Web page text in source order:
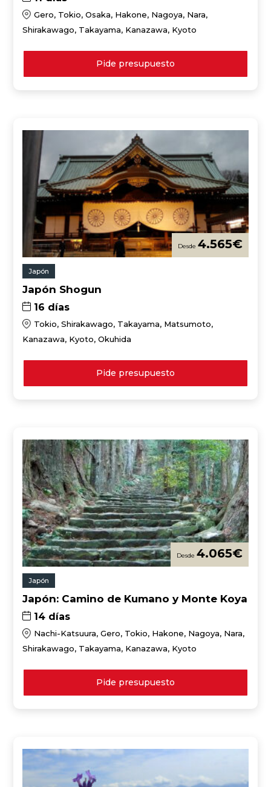
Gero, Tokio, Osaka, Hakone, Nagoya, Nara,
Shirakawago, Takayama, Kanazawa, Kyoto
Pide presupuesto
4.565€
Japón
Japón Shogun
16 días
Tokio, Shirakawago, Takayama, Matsumoto,
Kanazawa, Kyoto, Okuhida
Pide presupuesto
4.065€
Japón
Japón: Camino de Kumano y Monte Koya
14 días
Nachi-Katsuura, Gero, Tokio, Hakone, Nagoya, Nara,
Shirakawago, Takayama, Kanazawa, Kyoto
Pide presupuesto